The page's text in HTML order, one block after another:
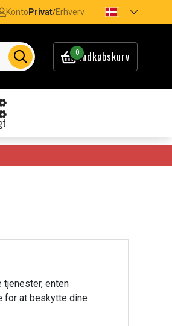
Konto Privat/Erhverv
0Indkøbskurv
enten
for at beskytte dine